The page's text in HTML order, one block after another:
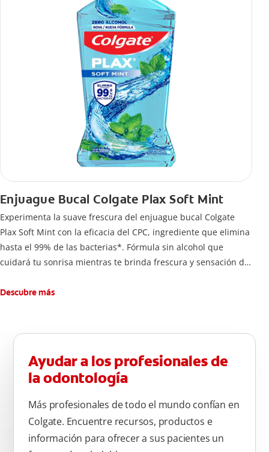
Enjuague Bucal Colgate Plax Soft Mint
Experimenta la suave frescura del enjuague bucal Colgate
Plax Soft Mint con la eficacia del CPC, ingrediente que elimina
hasta el 99% de las bacterias*. Fórmula sin alcohol que
cuidará tu sonrisa mientras te brinda frescura y sensación de
Descubre más
Ayudar a los profesionales de
la odontología
Más profesionales de todo el mundo confían en
Colgate. Encuentre recursos, productos e
información para ofrecer a sus pacientes un